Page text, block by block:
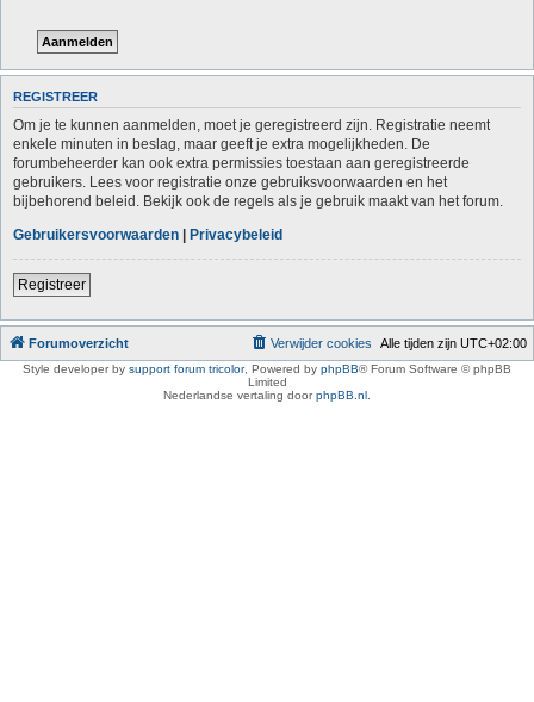
REGISTREER
Om je te kunnen aanmelden, moet je geregistreerd zijn. Registratie neemt
enkele minuten in beslag, maar geeft je extra mogelijkheden. De
forumbeheerder kan ook extra permissies toestaan aan geregistreerde
gebruikers. Lees voor registratie onze gebruiksvoorwaarden en het
bijbehorend beleid. Bekijk ook de regels als je gebruik maakt van het forum.
Gebruikersvoorwaarden | Privacybeleid
Registreer
Forumoverzicht Alle tijden zijn UTC+02:00
Verwijder cookies
Style developer by support forum tricolor, Powered by phpBB® Forum Software © phpBB
Limited
Nederlandse vertaling doorphpBB.nl